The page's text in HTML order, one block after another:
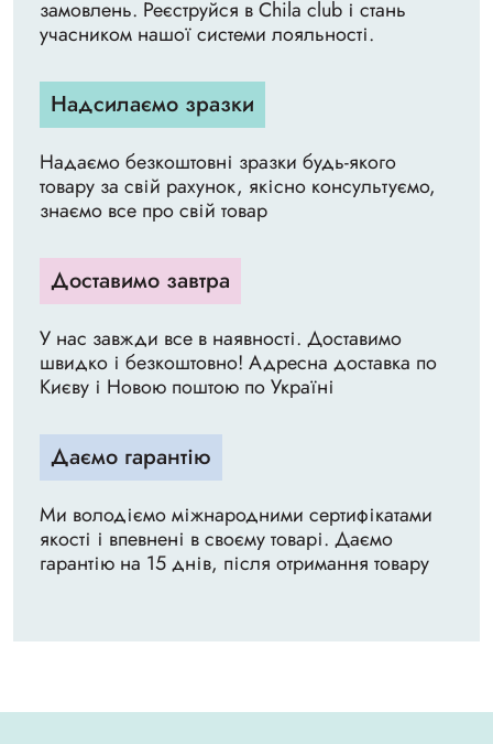
замовлень. Реєструйся в Chila club і стань
учасником нашої системи лояльності.
Надсилаємо зразки
Надаємо безкоштовні зразки будь-якого
товару за свій рахунок, якісно консультуємо,
знаємо все про свій товар
Доставимо завтра
У нас завжди все в наявності. Доставимо
швидко і безкоштовно! Адресна доставка по
Києву і Новою поштою по Україні
Даємо гарантію
Ми володіємо міжнародними сертифікатами
якості і впевнені в своєму товарі. Даємо
гарантію на 15 днів, після отримання товару